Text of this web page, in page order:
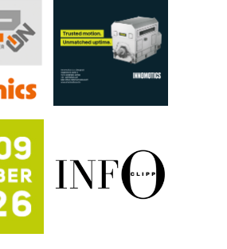
Rittal
za vašu pametnu
energijom
pakovanja · Display
iC7 Hybrid 1500 VDC
sa tečnim
bez složenih